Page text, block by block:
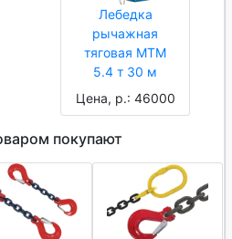
Лебедка
рычажная
тяговая МТМ
5.4 т 30 м
Цена, р.: 46000
покупают